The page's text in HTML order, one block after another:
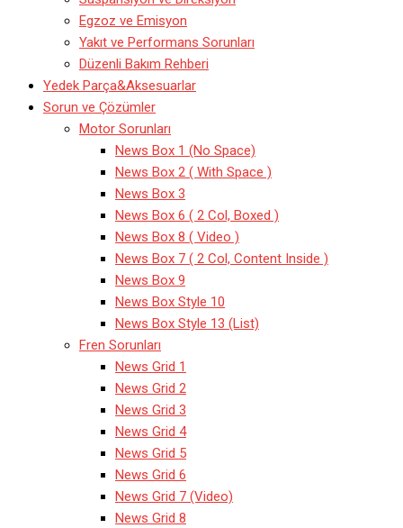
Egzoz ve Emisyon
Yakıt ve Performans Sorunları
Düzenli Bakım Rehberi
Yedek Parça&Aksesuarlar
Sorun ve Çözümler
Motor Sorunları
News Box 1 (No Space)
News Box 2 ( With Space )
News Box 3
News Box 6 ( 2 Col, Boxed )
News Box 8 ( Video )
News Box 7 ( 2 Col, Content Inside )
News Box 9
News Box Style 10
News Box Style 13 (List)
Fren Sorunları
News Grid 1
News Grid 2
News Grid 3
News Grid 4
News Grid 5
News Grid 6
News Grid 7 (Video)
News Grid 8